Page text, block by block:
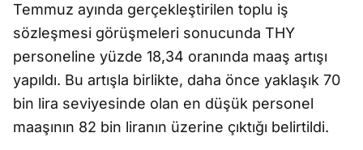
Temmuz ayında gerçekleştirilen toplu iş
sözleşmesi görüşmeleri sonucunda THY
personeline yüzde 18,34 oranında maaş artışı
yapıldı. Bu artışla birlikte, daha önce yaklaşık 70
bin lira seviyesinde olan en düşük personel
maaşının 82 bin liranın üzerine çıktığı belirtildi.